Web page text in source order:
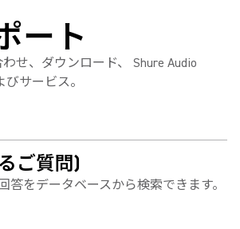
ート
せ、ダウンロード、 Shure Audio
サービス。
ご質問)
答をデータベースから検索できます。